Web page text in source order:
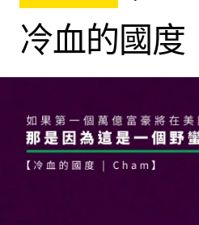
冷血的國